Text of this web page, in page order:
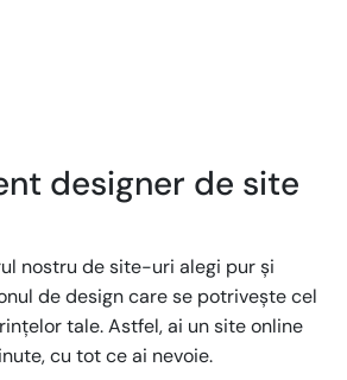
designer de site
nostru de site-uri alegi pur și
de design care se potrivește cel
tale. Astfel, ai un site online
cu tot ce ai nevoie.